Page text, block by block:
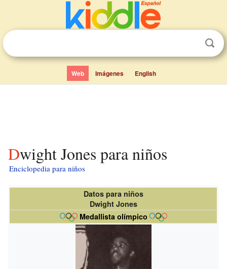
Web Imágenes English
Dwight Jones para niños
Enciclopedia para niños
Datos para niños
Dwight Jones
Medallista olímpico